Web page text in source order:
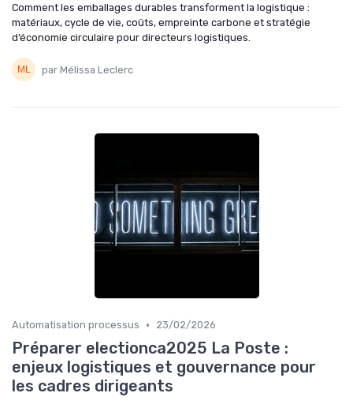
Comment les emballages durables transforment la logistique :
matériaux, cycle de vie, coûts, empreinte carbone et stratégie
d’économie circulaire pour directeurs logistiques.
par Mélissa Leclerc
Automatisation processus • 23/02/2026
Préparer electionca2025 La Poste :
enjeux logistiques et gouvernance pour
les cadres dirigeants